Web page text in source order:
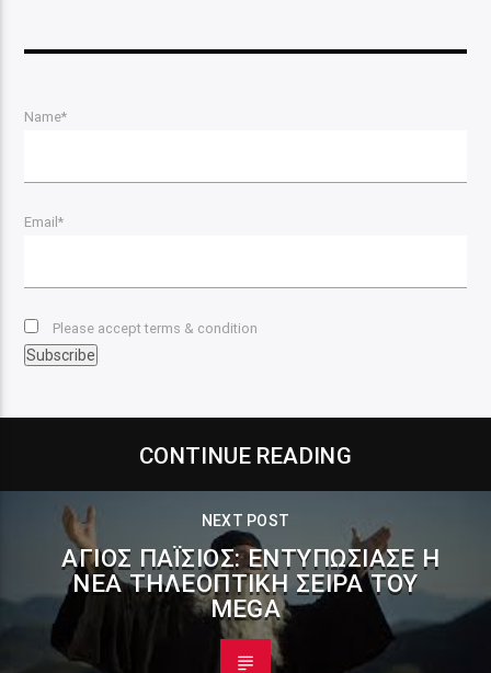
Name*
Email*
Please accept terms & condition
CONTINUE READING
NEXT POST
ΆΓΙΟΣ ΠΑΪ́ΣΙΟΣ: EΝΤΥΠΩΣΊΑΣΕ Η
ΝΈΑ ΤΗΛΕΟΠΤΙΚΉ ΣΕΙΡΆ ΤΟΥ
MEGA